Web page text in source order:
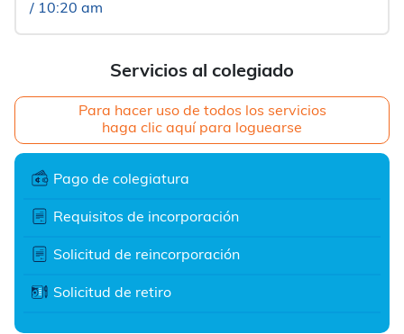
Servicios al colegiado
Para hacer uso de todos los servicios
haga clic aquí para loguearse
Pago de colegiatura
Requisitos de incorporación
Solicitud de reincorporación
Solicitud de retiro
/ 10:20 am